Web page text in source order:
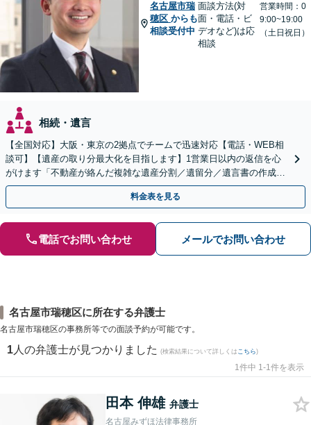
名古屋市瑞
穂区 からも
相談受付中
面談方法(対
面・電話・ビ
デオなど)は応
相談
営業時間：0
9:00~19:00
（土日祝日）
相続・遺言
【全国対応】大阪・東京の2拠点でチームで迅速対応【電話・WEB相
談可】【遺産の取り分最大化を目指します】1営業日以内の返信を心
がけます「不動産が絡んだ複雑な遺産分割／遺留分／遺言書の作成・
執行／事業承継など、お任せください」【休日相談あり】
料金表を見る
電話でお問い合わせ メールでお問い合わせ
名古屋市瑞穂区に所在する弁護士
名古屋市瑞穂区の事務所等での面談予約が可能です。
1 人の弁護士が見つかりました (検索結果について詳しくは こちら)
1件中 1-1件を表示
田本 伸雄 弁護士
名古屋みずほ法律事務所